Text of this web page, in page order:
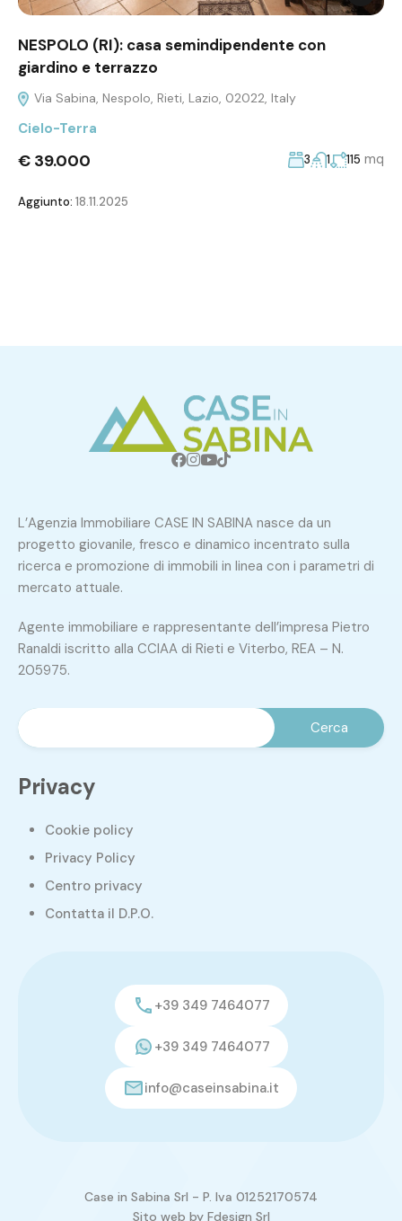
NESPOLO (RI): casa semindipendente con
giardino e terrazzo
Via Sabina, Nespolo, Rieti, Lazio, 02022, Italy
Cielo-Terra
€ 39.000 3 1 115 mq
Aggiunto: 18.11.2025
L’Agenzia Immobiliare CASE IN SABINA nasce da un
progetto giovanile, fresco e dinamico incentrato sulla
ricerca e promozione di immobili in linea con i parametri di
mercato attuale.
Agente immobiliare e rappresentante dell’impresa Pietro
Ranaldi iscritto alla CCIAA di Rieti e Viterbo, REA – N.
205975.
Privacy
Cookie policy
Privacy Policy
Centro privacy
Contatta il D.P.O.
+39 349 7464077
+39 349 7464077
info@caseinsabina.it
Case in Sabina Srl - P. Iva 01252170574
Sito web by Fdesign Srl